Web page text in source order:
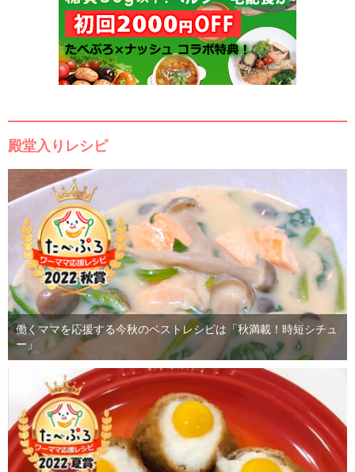
殿堂入りレシピ
働くママを応援する今秋のベストレシピは「秋満載！時短シチュ
ー」